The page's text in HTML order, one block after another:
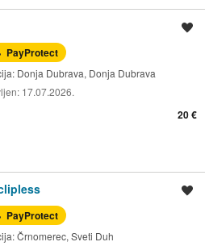
PayProtect
Donja Dubrava, Donja Dubrava
17.07.2026.
20 €
PayProtect
Črnomerec, Sveti Duh